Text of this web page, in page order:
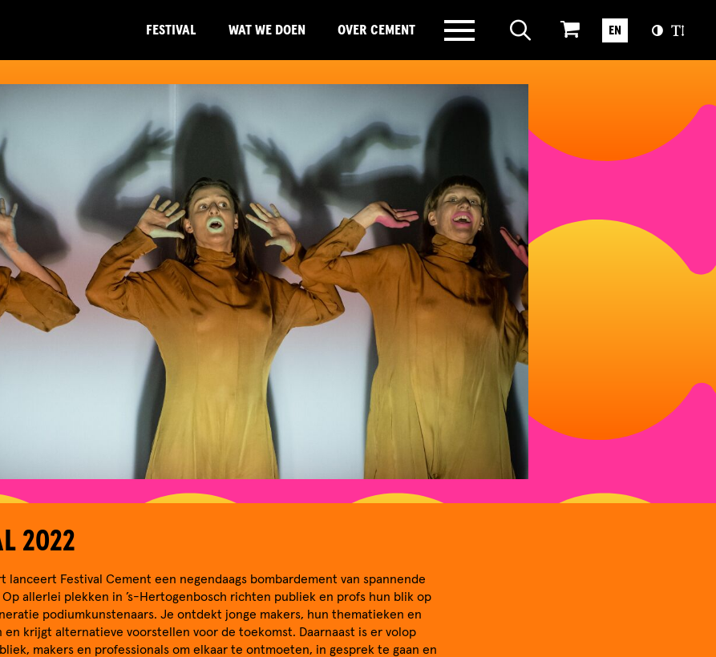
FESTIVAL WAT WE DOEN OVER CEMENT EN
2022
lanceert Festival Cement een negendaags bombardement van spannende
allerlei plekken in ’s-Hertogenbosch richten publiek en profs hun blik op
podiumkunstenaars. Je ontdekt jonge makers, hun thematieken en
en krijgt alternatieve voorstellen voor de toekomst. Daarnaast is er volop
makers en professionals om elkaar te ontmoeten, in gesprek te gaan en